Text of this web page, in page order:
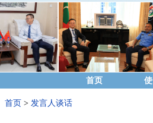
首页
首页 > 发言人谈话